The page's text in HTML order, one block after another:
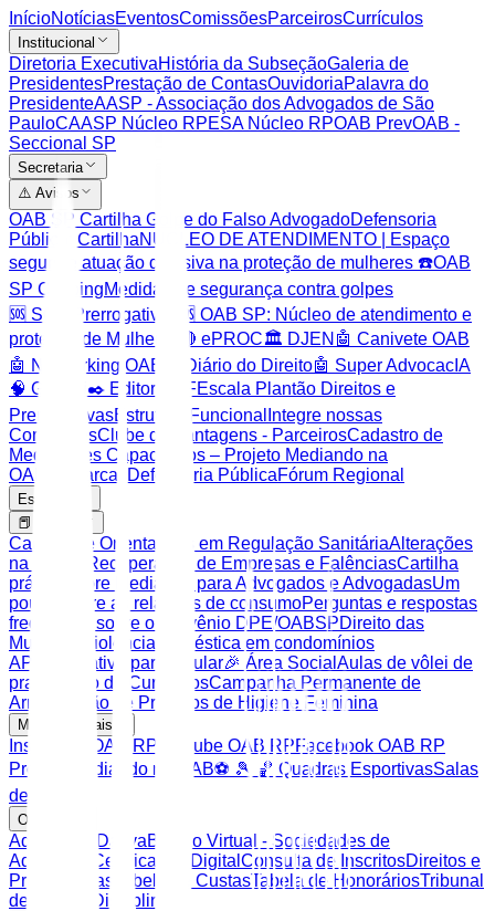
InícioNotíciasEventosComissõesParceirosCurrículos
Institucional
Diretoria ExecutivaHistória da SubseçãoGaleria de
PresidentesPrestação de ContasOuvidoriaPalavra do
PresidenteAASP - Associação dos Advogados de São
PauloCAASP Núcleo RPESA Núcleo RPOAB PrevOAB -
Seccional SP
Secretaria
⚠️ Avisos
OAB SP Cartilha Golpe do Falso AdvogadoDefensoria
Pública: CartilhaNÚCLEO DE ATENDIMENTO | Espaço
seguro e atuação decisiva na proteção de mulheres ☎️OAB
SP ClippingMedidas de segurança contra golpes
🆘 SOS Prerrogativas
🆘 OAB SP: Núcleo de atendimento e
proteção de Mulheres
🔴 ePROC🏛️ DJEN 🤖 Canivete OAB
🤖 Networking OAB
🤖 Diário do Direito🤖 Super AdvocacIA
🧠 Gemini ✒️ Editor PDFEscala Plantão Direitos e
PrerrogativasEstrutura Funcional Integre nossas
ComissõesClube de Vantagens - ParceirosCadastro de
Mediadores Capacitados – Projeto Mediando na
OAB
Comarcas Defensoria PúblicaFórum Regional
Estrutura
📕 Artigos
Cartilha de Orientações em Regulação SanitáriaAlterações
na Lei de Recuperação de Empresas e FalênciasCartilha
prática sobre Mediação para Advogados e AdvogadasUm
pouco sobre as relações de consumoPerguntas e respostas
frequentes sobre o convênio DPE/OABSPDireito das
Mulheres
Violência doméstica em condomínios
APP Aplicativo para celular🎉 Área Social Aulas de vôlei de
praia
Banco de CurrículosCampanha Permanente de
Arrecadação de Produtos de Higiene Feminina
Mídias Sociais
Instagram OAB RP Youtube OAB RPFacebook OAB RP
Projeto Mediando na OAB⚽️ 🎾 🏀 Quadras EsportivasSalas
de Apoio
OAB SP
Advocacia DativaBalcão Virtual - Sociedades de
Advocacia
Certificação Digital Consulta de InscritosDireitos e
Prerrogativas
Tabela de CustasTabela de HonoráriosTribunal
de Ética e Disciplina